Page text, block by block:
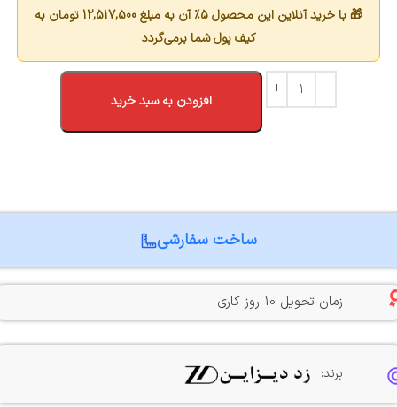
🎁 با خرید آنلاین این محصول 5٪ آن به مبلغ 12,517,500تومان به
کیف پول شما برمی‌گردد
افزودن به سبد خرید
ساخت سفارشی
زمان تحویل 10 روز کاری
برند: